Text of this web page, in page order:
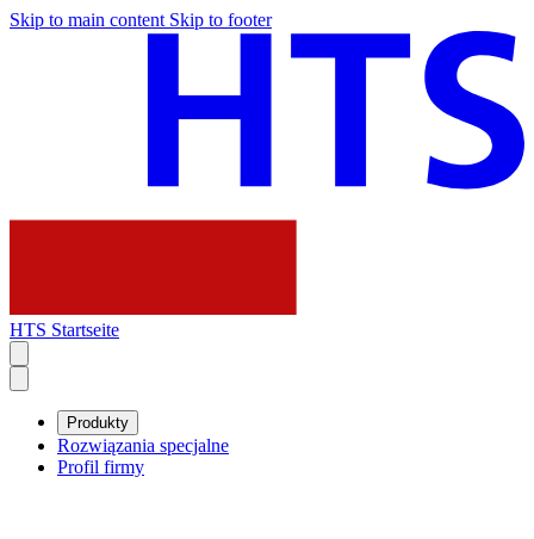
Skip to main content Skip to footer
HTS Startseite
Produkty
Rozwiązania specjalne
Profil firmy